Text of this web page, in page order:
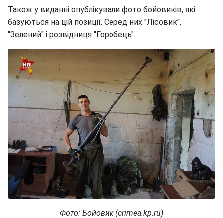
Також у виданні опублікували фото бойовиків, які
базуються на цій позиції. Серед них "Лісовик",
"Зелений" і розвідниця "Горобець".
Фото: Бойовик (crimea.kp.ru)